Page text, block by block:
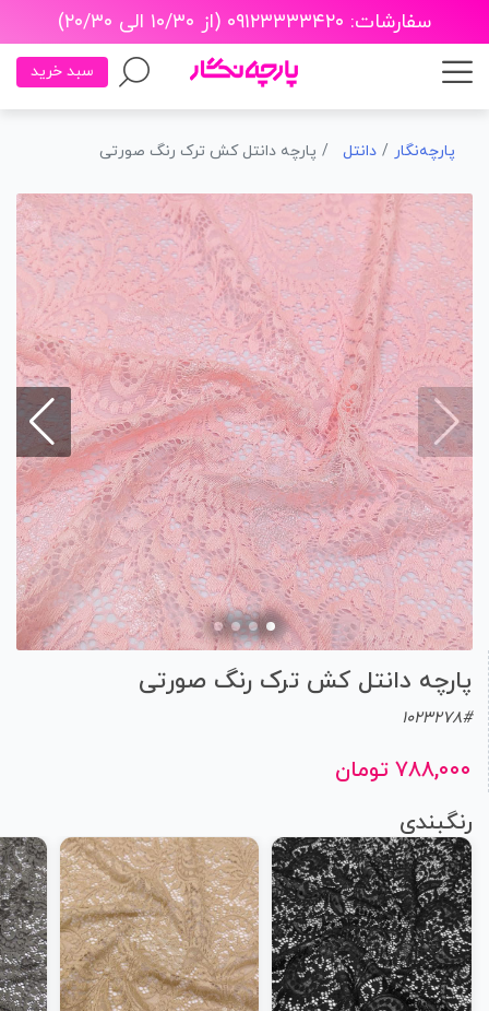
سفارشات: ۰۹۱۲۳۳۳۳۴۲۰ (از ۱۰/۳۰ الی ۲۰/۳۰)
سبد خرید
پارچه‌نگار دانتل پارچه دانتل کش ترک رنگ صورتی
پارچه دانتل کش ترک رنگ صورتی
1023278#
۷۸۸,۰۰۰ تومان
رنگبندی